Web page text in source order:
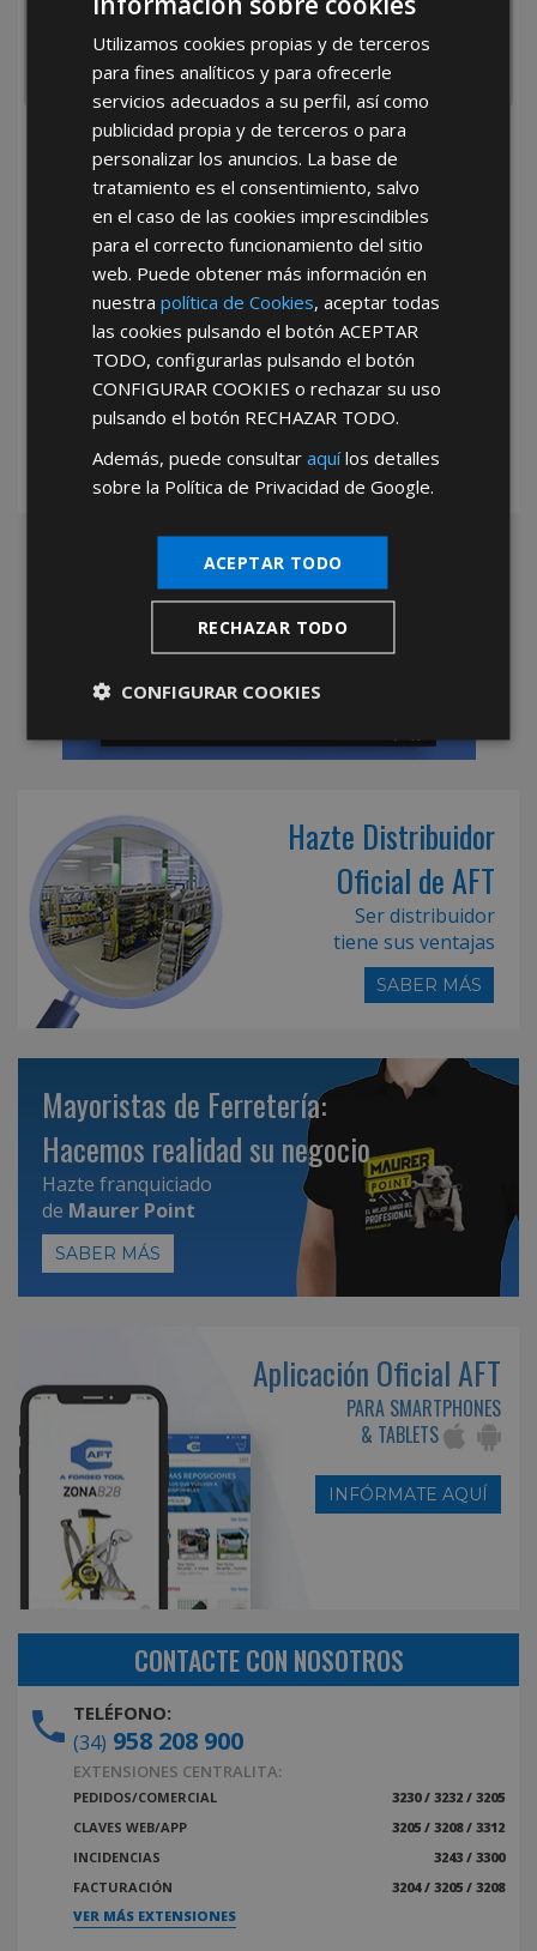
He leído y acepto la Política de Privacidad
*Abstenerse particulares, sólo venta a tiendas y empresas minoristas y
Hazte Distribuidor
Oficial de AFT
Ser distribuidor
tiene sus ventajas
SABER MÁS
Mayoristas de Ferretería:
Hacemos realidad su negocio
Hazte franquiciado
de Maurer Point
SABER MÁS
Aplicación Oficial AFT
PARA SMARTPHONES
& TABLETS
INFÓRMATE AQUÍ
CONTACTE CON NOSOTROS
TELÉFONO:
(34) 958 208 900
EXTENSIONES CENTRALITA:
PEDIDOS/COMERCIAL
3230 / 3232 / 3205
CLAVES WEB/APP
3205 / 3208 / 3312
INCIDENCIAS
3243 / 3300
FACTURACIÓN
3204 / 3205 / 3208
VER MÁS EXTENSIONES
Utilizamos cookies propias y de terceros
para fines analíticos y para ofrecerle
servicios adecuados a su perfil, así como
publicidad propia y de terceros o para
personalizar los anuncios. La base de
tratamiento es el consentimiento, salvo
en el caso de las cookies imprescindibles
para el correcto funcionamiento del sitio
web. Puede obtener más información en
nuestrapolítica de Cookies, aceptar todas
las cookies pulsando el botónACEPTAR
TODO, configurarlas pulsando el botón
CONFIGURAR COOKIES o rechazar su uso
pulsando el botón RECHAZAR TODO.
Además, puede consultaraquílos detalles
sobre la Política de Privacidad de Google.
ACEPTAR TODO
RECHAZAR TODO
CONFIGURAR COOKIES